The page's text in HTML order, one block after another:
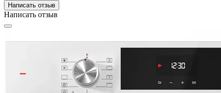
Написать отзыв
Написать отзыв